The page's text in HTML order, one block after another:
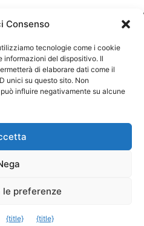
©
Consenso
tecnologie come i cookie
informazioni del dispositivo. Il
di elaborare dati come il
unici su questo sito. Non
influire negativamente su alcune
le preferenze
{title} {title}
version